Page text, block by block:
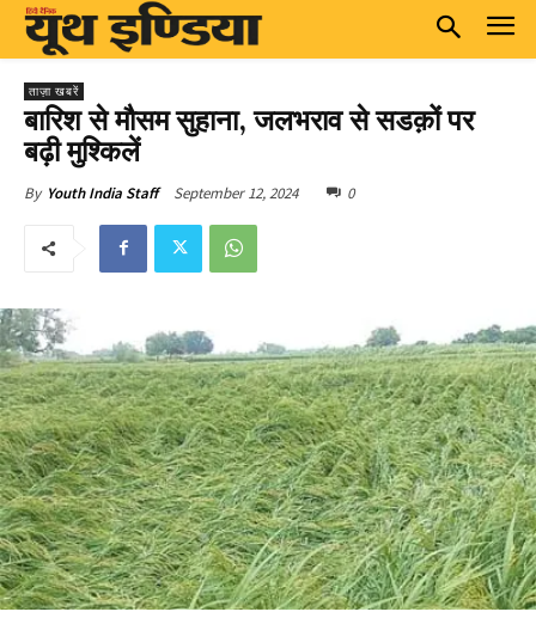
ताज़ा खबरें
बारिश से मौसम सुहाना, जलभराव से सडक़ों पर
बढ़ी मुश्किलें
By Youth India Staff September 12, 2024 0